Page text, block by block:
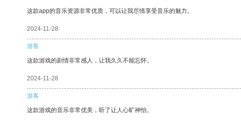
这款app的音乐资源非常优质，可以让我尽情享受音乐的魅力。
2024-11-28
游客
这款游戏的剧情非常感人，让我久久不能忘怀。
2024-11-28
游客
这款游戏的音乐非常优美，听了让人心旷神怡。